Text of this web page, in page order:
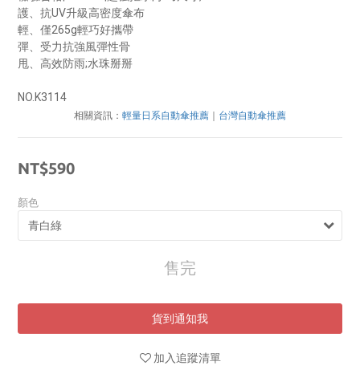
護、抗UV升級高密度傘布
輕、僅265g輕巧好攜帶
彈、受力抗強風彈性骨
甩、高效防雨;水珠掰掰
NO.K3114
相關資訊： 輕量日系自動傘推薦 台灣自動傘推薦
NT$590
顏色
售完
貨到通知我
加入追蹤清單